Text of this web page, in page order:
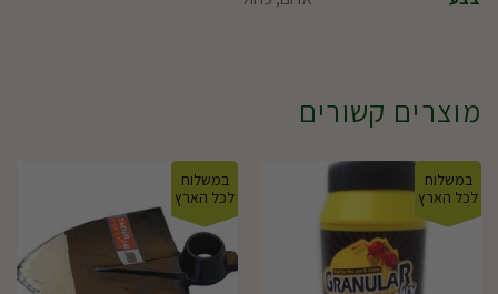
מוצרים קשורים
במשלוח
לכל הארץ
במשלוח
לכל הארץ